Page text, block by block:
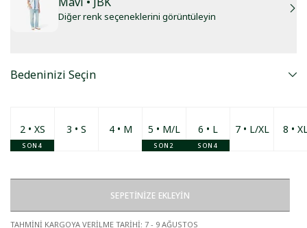
Diğer renk seçeneklerini görüntüleyin
Bedeninizi Seçin
2 • XS
SON 4
3 • S 4 • M 5 • M/L
SON 2
6 • L
SON 4
7 • L/XL 8 •
SEPETİNİZE EKLEYİN
TAHMİNİ KARGOYA VERİLME TARİHİ: 7 - 9 AĞUSTOS